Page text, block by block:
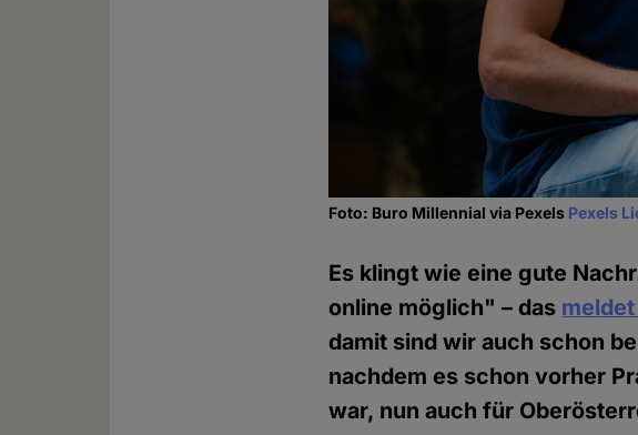
Foto: Buro Millennial via Pexels Pexels
Es klingt wie eine gute
online möglich" – das
damit sind wir auch schon
nachdem es schon vorher
war, nun auch für